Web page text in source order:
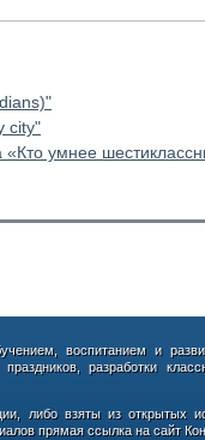
city"
«Кто умнее
воспитанием и
разработки
либо взяты из открытых
прямая ссылка на сайт